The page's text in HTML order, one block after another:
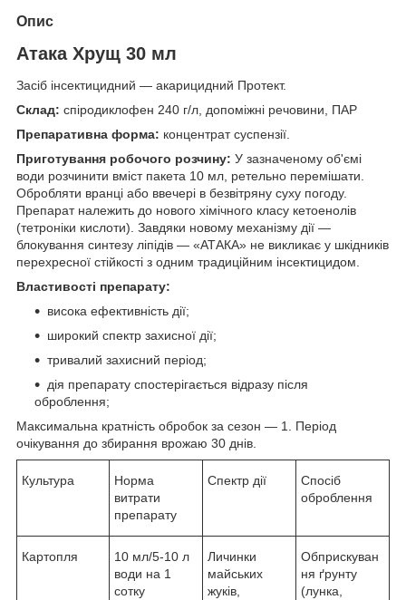
Опис
Атака Хрущ 30 мл
Засіб інсектицидний — акарицидний Протект.
Склад: спіродиклофен 240 г/л, допоміжні речовини, ПАР
Препаративна форма: концентрат суспензії.
Приготування робочого розчину: У зазначеному об'ємі
води розчинити вміст пакета 10 мл, ретельно перемішати.
Обробляти вранці або ввечері в безвітряну суху погоду.
Препарат належить до нового хімічного класу кетоенолів
(тетроніки кислоти). Завдяки новому механізму дії —
блокування синтезу ліпідів — «АТАКА» не викликає у шкідників
перехресної стійкості з одним традиційним інсектицидом.
Властивості препарату:
висока ефективність дії;
широкий спектр захисної дії;
тривалий захисний період;
дія препарату спостерігається відразу після
оброблення;
Максимальна кратність обробок за сезон — 1. Період
очікування до збирання врожаю 30 днів.
Культура
Норма
витрати
препарату
Спектр дії
Спосіб
оброблення
Картопля
10 мл/5-10 л
води на 1
сотку
Личинки
майських
жуків,
Обприскуван
ня ґрунту
(лунка,